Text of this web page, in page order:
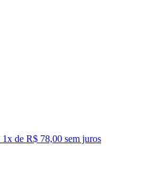
1x de R$ 78,00 sem juros